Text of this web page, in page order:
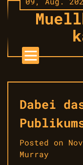
Skip
to
Dabei
Posted on
Murray